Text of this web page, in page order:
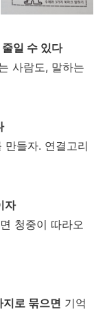
일 수 있다
사람도, 말하는
들자. 연결고리
자
청중이 따라오
지로 묶으면 기억